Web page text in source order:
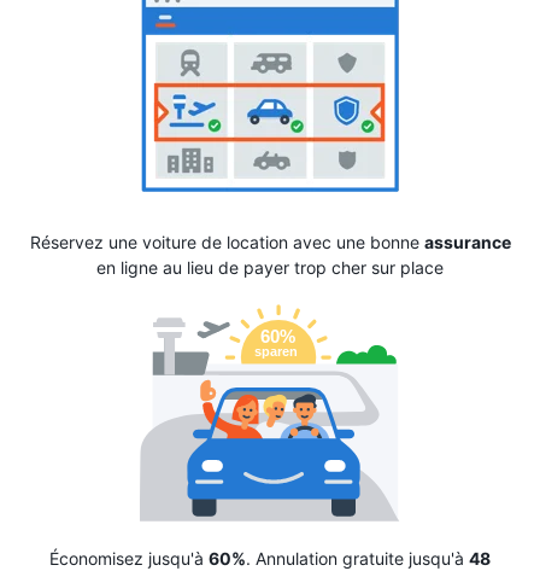
Réservez une voiture de location avec une bonne assurance
en ligne au lieu de payer trop cher sur place
Économisez jusqu'à 60%. Annulation gratuite jusqu'à 48